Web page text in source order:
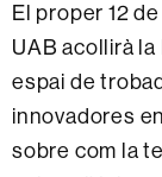
El proper 12
UAB acollirà la
espai de
innovadores
sobre com la